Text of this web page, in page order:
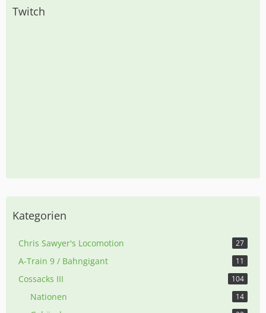
Twitch
Kategorien
Chris Sawyer's Locomotion 27
A-Train 9 / Bahngigant 11
Cossacks III 104
Nationen 14